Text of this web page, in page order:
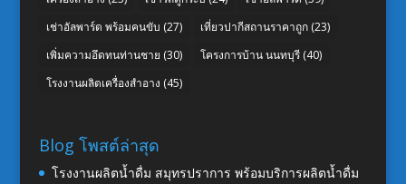
เช่าอัลพาร์ด พร้อมคนขับ (27) เที่ยวปากีสถานราคาถูก(23)
เพิ่มความอึดทนท่านชาย (30) โครงการบ้าน นนทบุรี(40)
โรงงานผลิตเครื่องสำอาง (45)
Blog โพสต์ล่าสุด
โรงงานผลิตน้ำดื่ม สมุทรปราการ พร้อมบริการผลิตน้ำดื่ม